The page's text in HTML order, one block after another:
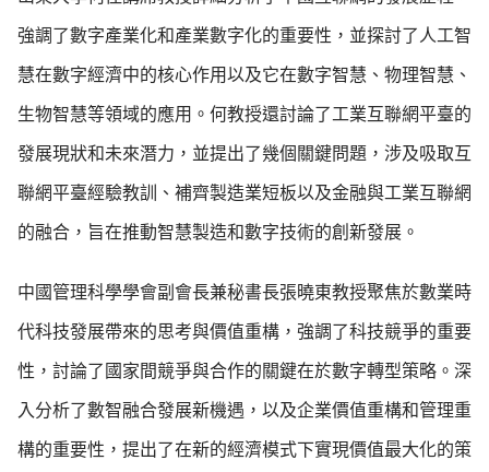
強調了數字產業化和產業數字化的重要性，並探討了人工智
慧在數字經濟中的核心作用以及它在數字智慧、物理智慧、
生物智慧等領域的應用。何教授還討論了工業互聯網平臺的
發展現狀和未來潛力，並提出了幾個關鍵問題，涉及吸取互
聯網平臺經驗教訓、補齊製造業短板以及金融與工業互聯網
的融合，旨在推動智慧製造和數字技術的創新發展。
中國管理科學學會副會長兼秘書長張曉東教授聚焦於數業時
代科技發展帶來的思考與價值重構，強調了科技競爭的重要
性，討論了國家間競爭與合作的關鍵在於數字轉型策略。深
入分析了數智融合發展新機遇，以及企業價值重構和管理重
構的重要性，提出了在新的經濟模式下實現價值最大化的策